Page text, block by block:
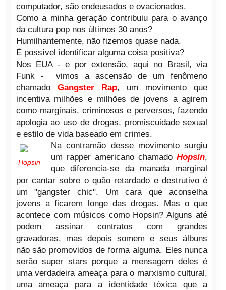
computador, são endeusados e ovacionados.
Como a minha geração contribuiu para o avanço
da cultura pop nos últimos 30 anos?
Humilhantemente, não fizemos quase nada.
É possível identificar alguma coisa positiva?
Nos EUA - e por extensão, aqui no Brasil, via
Funk - vimos a ascensão de um fenômeno
chamado Gangster Rap, um movimento que
incentiva milhões e milhões de jovens a agirem
como marginais, criminosos e perversos, fazendo
apologia ao uso de drogas, promiscuidade sexual
e estilo de vida baseado em crimes.
Hopsin
Na contramão desse movimento surgiu
um rapper americano chamadoHopsin,
que diferencia-se da manada marginal
por cantar sobre o quão retardado e destrutivo é
um "gangster chic". Um cara que aconselha
jovens a ficarem longe das drogas. Mas o que
acontece com músicos como Hopsin? Alguns até
podem assinar contratos com grandes
gravadoras, mas depois somem e seus álbuns
não são promovidos de forma alguma. Eles nunca
serão super stars porque a mensagem deles é
uma verdadeira ameaça para o marxismo cultural,
uma ameaça para a identidade tóxica que a